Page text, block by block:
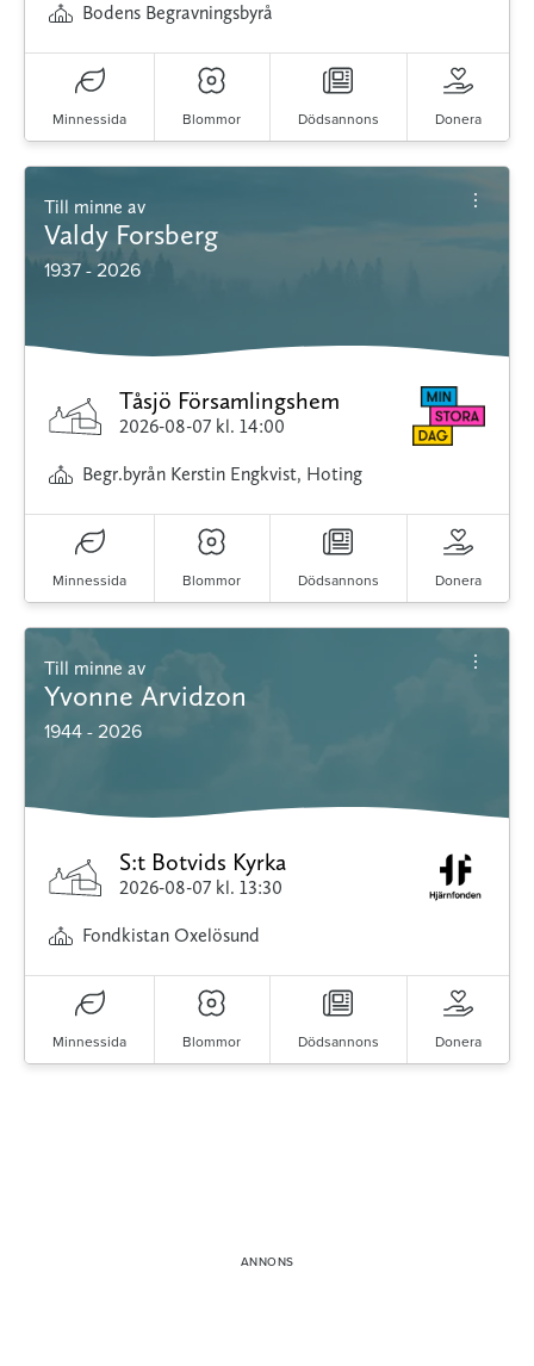
Bodens Begravningsbyrå
Minnessida Blommor Dödsannons Donera
Till minne av
Valdy Forsberg
1937 - 2026
Tåsjö Församlingshem
2026-08-07 kl. 14:00
Begr.byrån Kerstin Engkvist, Hoting
Minnessida Blommor Dödsannons Donera
Till minne av
Yvonne Arvidzon
1944 - 2026
S:t Botvids Kyrka
2026-08-07 kl. 13:30
Fondkistan Oxelösund
Minnessida Blommor Dödsannons Donera